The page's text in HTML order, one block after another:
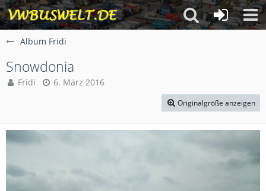
Album Fridi
Snowdonia
Fridi 6. März 2016
Originalgröße anzeigen